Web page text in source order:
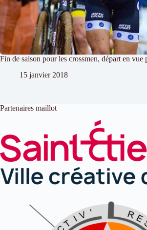
Fin de saison pour les crossmen, départ en vue
15 janvier 2018
Partenaires maillot